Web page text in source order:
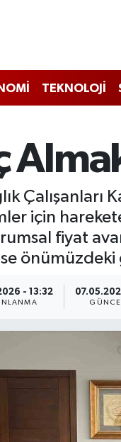
TEKNOLOJİ
Çalışanları
için
fiyat
- 13:32